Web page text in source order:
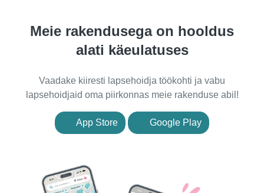
Meie rakendusega on hooldus
alati käeulatuses
Vaadake kiiresti lapsehoidja töökohti ja vabu
lapsehoidjaid oma piirkonnas meie rakenduse abil!
App Store Google Play